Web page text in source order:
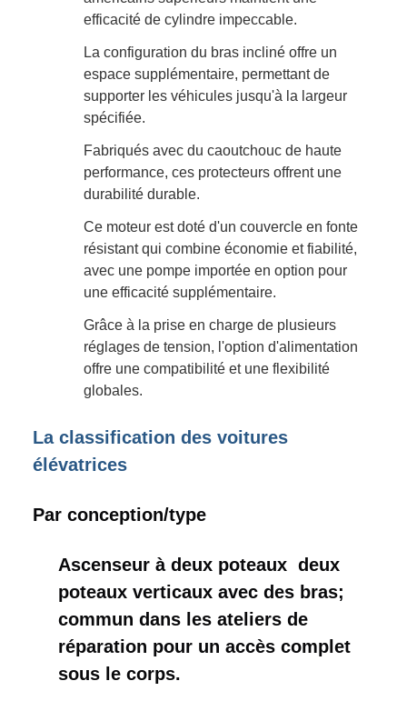
efficacité de cylindre impeccable.
La configuration du bras incliné offre un
espace supplémentaire, permettant de
supporter les véhicules jusqu'à la largeur
spécifiée.
Fabriqués avec du caoutchouc de haute
performance, ces protecteurs offrent une
durabilité durable.
Ce moteur est doté d'un couvercle en fonte
résistant qui combine économie et fiabilité,
avec une pompe importée en option pour
une efficacité supplémentaire.
Grâce à la prise en charge de plusieurs
réglages de tension, l'option d'alimentation
offre une compatibilité et une flexibilité
globales.
La classification des voitures
élévatrices
Par conception/type
Ascenseur à deux poteaux ️ deux
poteaux verticaux avec des bras;
commun dans les ateliers de
réparation pour un accès complet
sous le corps.